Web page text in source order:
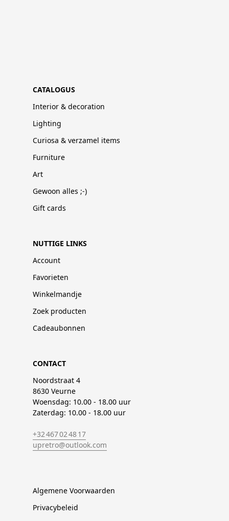
CATALOGUS
Interior & decoration
Lighting
Curiosa & verzamel items
Furniture
Art
Gewoon alles ;-)
Gift cards
NUTTIGE LINKS
Account
Favorieten
Winkelmandje
Zoek producten
Cadeaubonnen
CONTACT
Noordstraat 4
8630 Veurne
Woensdag: 10.00 - 18.00 uur
Zaterdag: 10.00 - 18.00 uur
+32 467 02 48 17
upretro@outlook.com
Algemene Voorwaarden
Privacybeleid